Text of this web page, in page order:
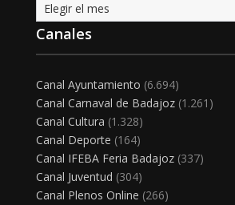
Archivo
Canales
Canal Ayuntamiento (6.694)
Canal Carnaval de Badajoz(1.261)
Canal Cultura (1.328)
Canal Deporte (164)
Canal IFEBA Feria Badajoz(337)
Canal Juventud (304)
Canal Plenos Online (266)